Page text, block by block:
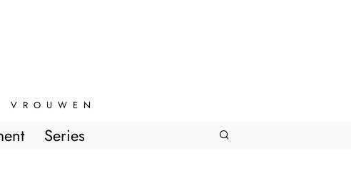
Series